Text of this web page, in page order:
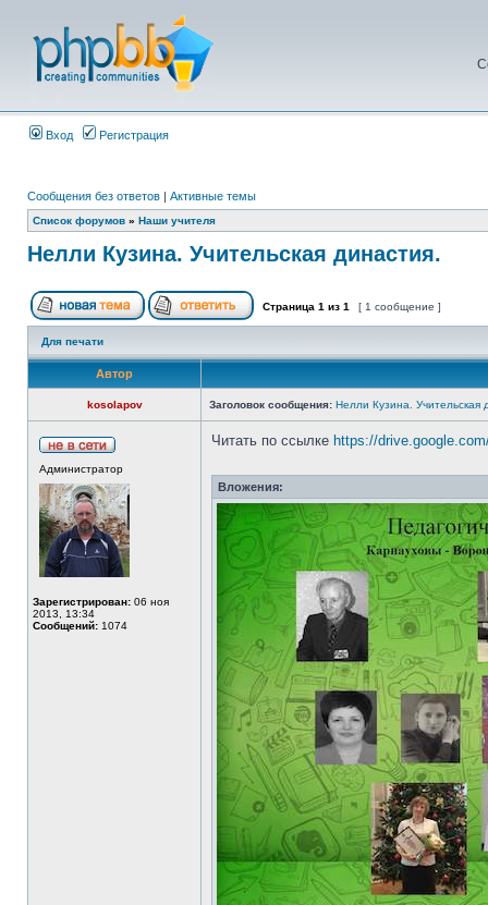
Вход Регистрация
Сообщения без ответов | Активные темы
Список форумов » Наши учителя
Нелли Кузина. Учительская династия.
Страница 1 из 1 [ 1 сообщение ]
Для печати
Автор
kosolapov Заголовок сообщения: Нелли Кузина. Учительская
Администратор
Зарегистрирован: 06 ноя
2013, 13:34
Сообщений: 1074
Читать по ссылке https://
Вложения: